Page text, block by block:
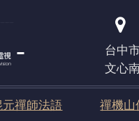
台中
文心
元禪師法語 禪機山